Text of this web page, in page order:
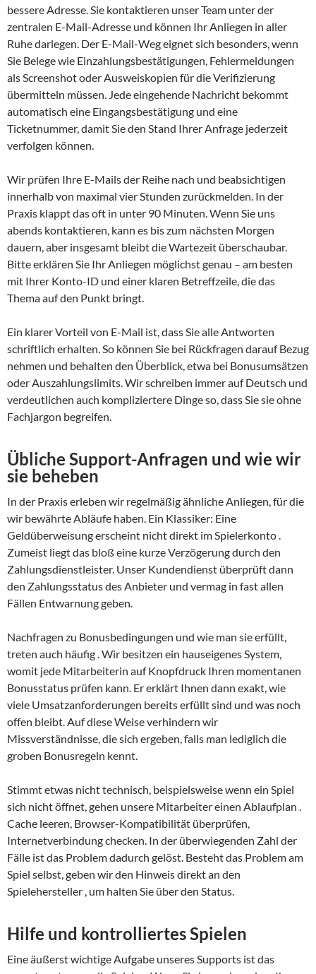
bessere Adresse. Sie kontaktieren unser Team unter der
zentralen E-Mail-Adresse und können Ihr Anliegen in aller
Ruhe darlegen. Der E-Mail-Weg eignet sich besonders, wenn
Sie Belege wie Einzahlungsbestätigungen, Fehlermeldungen
als Screenshot oder Ausweiskopien für die Verifizierung
übermitteln müssen. Jede eingehende Nachricht bekommt
automatisch eine Eingangsbestätigung und eine
Ticketnummer, damit Sie den Stand Ihrer Anfrage jederzeit
verfolgen können.
Wir prüfen Ihre E-Mails der Reihe nach und beabsichtigen
innerhalb von maximal vier Stunden zurückmelden. In der
Praxis klappt das oft in unter 90 Minuten. Wenn Sie uns
abends kontaktieren, kann es bis zum nächsten Morgen
dauern, aber insgesamt bleibt die Wartezeit überschaubar.
Bitte erklären Sie Ihr Anliegen möglichst genau – am besten
mit Ihrer Konto-ID und einer klaren Betreffzeile, die das
Thema auf den Punkt bringt.
Ein klarer Vorteil von E-Mail ist, dass Sie alle Antworten
schriftlich erhalten. So können Sie bei Rückfragen darauf Bezug
nehmen und behalten den Überblick, etwa bei Bonusumsätzen
oder Auszahlungslimits. Wir schreiben immer auf Deutsch und
verdeutlichen auch kompliziertere Dinge so, dass Sie sie ohne
Fachjargon begreifen.
Übliche Support-Anfragen und wie wir
sie beheben
In der Praxis erleben wir regelmäßig ähnliche Anliegen, für die
wir bewährte Abläufe haben. Ein Klassiker: Eine
Geldüberweisung erscheint nicht direkt im Spielerkonto .
Zumeist liegt das bloß eine kurze Verzögerung durch den
Zahlungsdienstleister. Unser Kundendienst überprüft dann
den Zahlungsstatus des Anbieter und vermag in fast allen
Fällen Entwarnung geben.
Nachfragen zu Bonusbedingungen und wie man sie erfüllt,
treten auch häufig . Wir besitzen ein hauseigenes System,
womit jede Mitarbeiterin auf Knopfdruck Ihren momentanen
Bonusstatus prüfen kann. Er erklärt Ihnen dann exakt, wie
viele Umsatzanforderungen bereits erfüllt sind und was noch
offen bleibt. Auf diese Weise verhindern wir
Missverständnisse, die sich ergeben, falls man lediglich die
groben Bonusregeln kennt.
Stimmt etwas nicht technisch, beispielsweise wenn ein Spiel
sich nicht öffnet, gehen unsere Mitarbeiter einen Ablaufplan .
Cache leeren, Browser-Kompatibilität überprüfen,
Internetverbindung checken. In der überwiegenden Zahl der
Fälle ist das Problem dadurch gelöst. Besteht das Problem am
Spiel selbst, geben wir den Hinweis direkt an den
Spielehersteller , um halten Sie über den Status.
Hilfe und kontrolliertes Spielen
Eine äußerst wichtige Aufgabe unseres Supports ist das